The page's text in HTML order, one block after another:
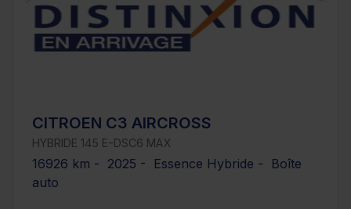
CITROEN C3 AIRCROSS
HYBRIDE 145 E-DSC6 MAX
16926 km - 2025 - Essence Hybride - Boîte
auto